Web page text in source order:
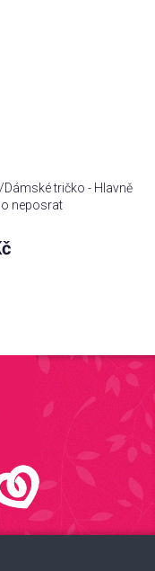
Dámské tričko - Hlavně
neposrat